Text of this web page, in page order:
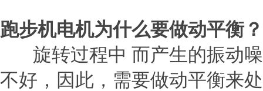
跑步机电机为什么要做动平衡？
旋转过程中 而产生的振动
不好，因此，需要做动平衡来